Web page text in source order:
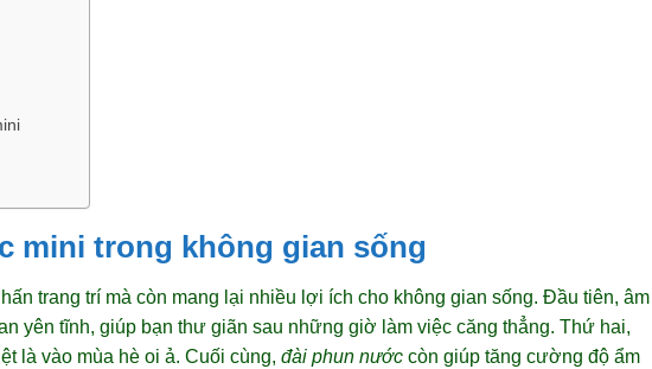
mini trong không gian sống
trang trí mà còn mang lại nhiều lợi ích cho không gian sống. Đầu tiên, âm
yên tĩnh, giúp bạn thư giãn sau những giờ làm việc căng thẳng. Thứ hai,
là vào mùa hè oi ả. Cuối cùng, đài phun nước còn giúp tăng cường độ ẩm